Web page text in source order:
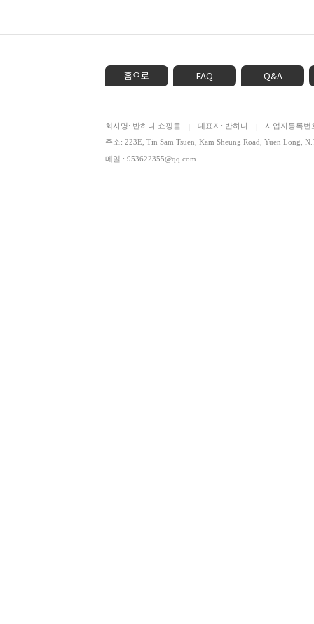
홈으로 FAQ Q&A
회사명: 반하나 쇼핑몰 대표자: 반하나
사업자등록
주소: 223E, Tin Sam Tsuen, Kam Sheung Road, Yuen Long,
메일 : 953622355@qq.com